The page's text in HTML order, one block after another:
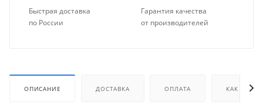
Быстрая доставка
по России
Гарантия качества
от производителей
ОПИСАНИЕ ДОСТАВКА ОПЛАТА КАК